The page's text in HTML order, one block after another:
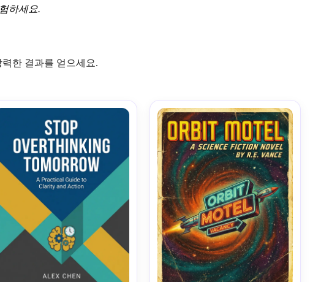
하세요.
한 결과를 얻으세요.